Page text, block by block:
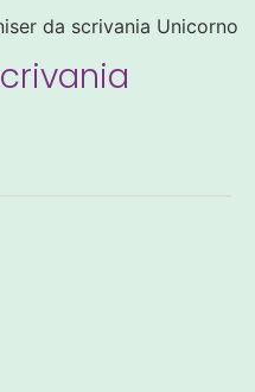
da scrivania Unicorno